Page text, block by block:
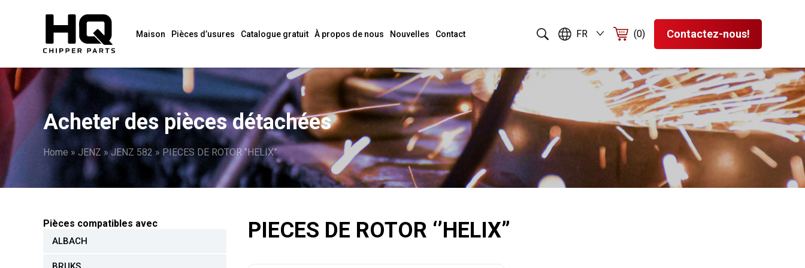
Maison Pièces d’usures Catalogue gratuit À propos de nous Nouvelles Contact FR (0) Contactez-nous!
Acheter des pièces détachées
Home » JENZ »JENZ 582 » PIECES DE ROTOR ‘’HELIX”
Pièces compatibles avec
ALBACH PIECES DE ROTOR ‘’HELIX”